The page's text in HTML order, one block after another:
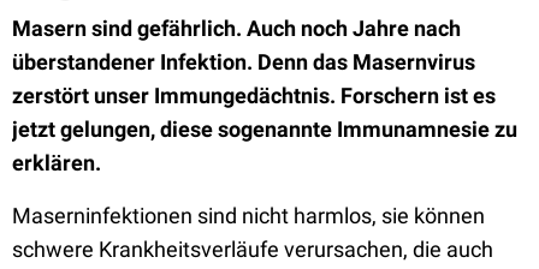
Masern sind gefährlich. Auch noch Jahre nach
überstandener Infektion. Denn das Masernvirus
zerstört unser Immungedächtnis. Forschern ist es
jetzt gelungen, diese sogenannte Immunamnesie zu
erklären.
Maserninfektionen sind nicht harmlos, sie können
schwere Krankheits­verläufe verursachen, die auch